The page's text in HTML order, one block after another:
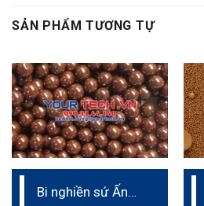
SẢN PHẨM TƯƠNG TỰ
Bi nghiền sứ Ấn